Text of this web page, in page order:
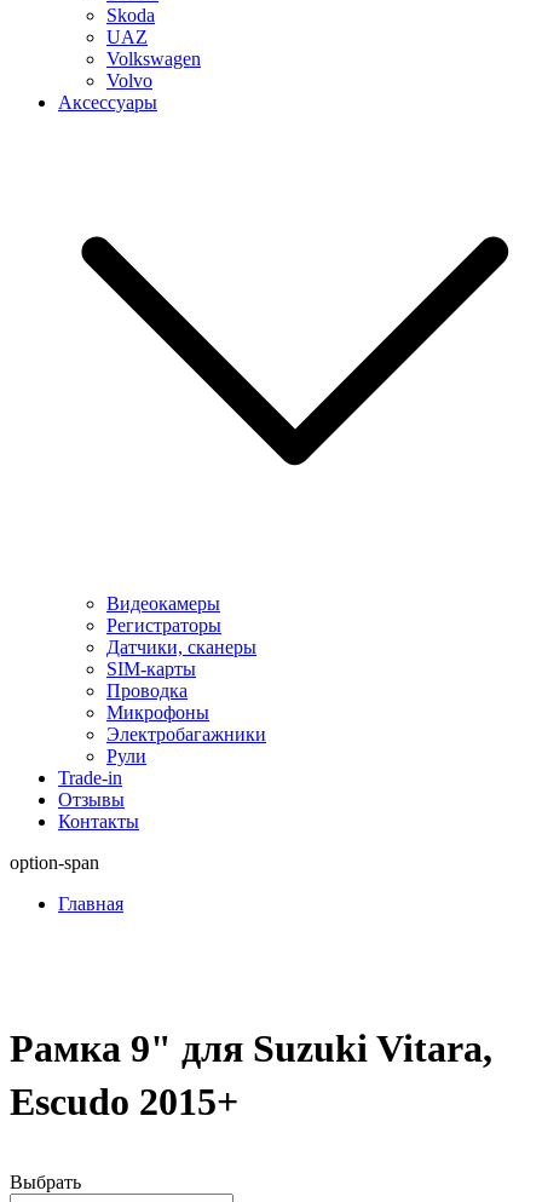
Skoda
UAZ
Volkswagen
Volvo
Аксессуары
Видеокамеры
Регистраторы
Датчики, сканеры
SIM-карты
Проводка
Микрофоны
Электробагажники
Рули
Trade-in
Отзывы
Контакты
option-span
Главная
Рамка 9" для Suzuki Vitara,
Escudo 2015+
Выбрать